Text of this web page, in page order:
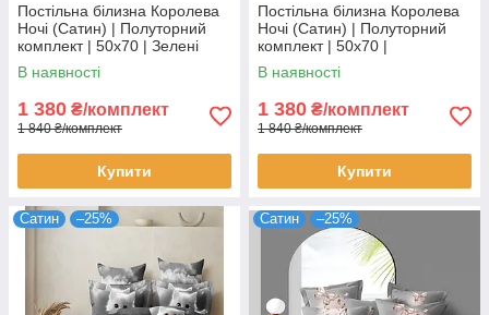
Постільна білизна Королева
Ночі (Сатин) | Полуторний
комплект | 50х70 | Зелені
дерева на білому
В наявності
1 380 ₴/комплект
1 840 ₴/комплект
Купити
Постільна білизна Королева
Ночі (Сатин) | Полуторний
комплект | 50х70 |
Різнокольорова абстракція на
світлому
В наявності
1 380 ₴/комплект
1 840 ₴/комплект
Купити
Сатин –25% Сатин –25%